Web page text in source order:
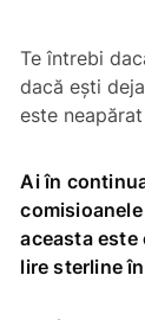
Te întrebi
dacă ești
este
Ai în
aceasta este
lire sterline